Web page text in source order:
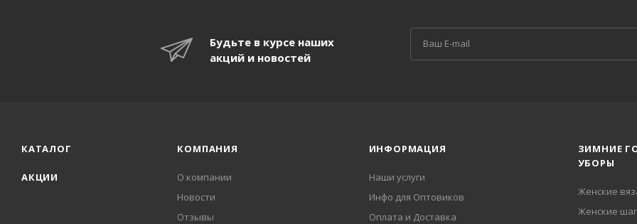
Будьте в курсе наших
акций и новостей
КАТАЛОГ
АКЦИИ
КОМПАНИЯ
О компании
Новости
Отзывы
ИНФОРМАЦИЯ
Наши услуги
Инфо для Оптовиков
Оплата и Доставка
ЗИМНИЕ
УБОРЫ
Женские
Женские